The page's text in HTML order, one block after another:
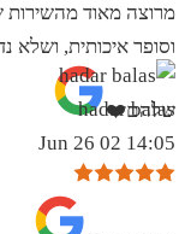
מרוצה מאוד מהשירות
וסופר איכותית,
שלהם❤️
hadar balas
14:05 02 Jun 26